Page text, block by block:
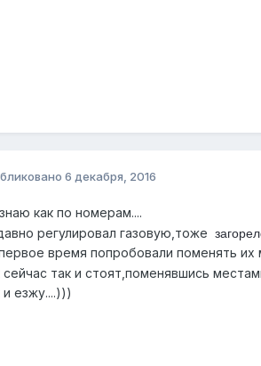
6 декабря, 2016
как по номерам....
регулировал газовую,тоже
время попробовали поменять их
сейчас так и стоят,поменявшись
и езжу....)))